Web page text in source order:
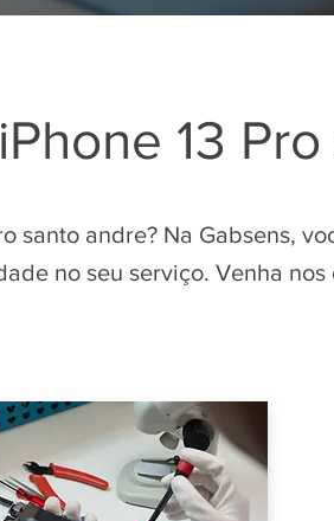
13
santo andre? Na Gabsens,
no seu serviço. Venha nos